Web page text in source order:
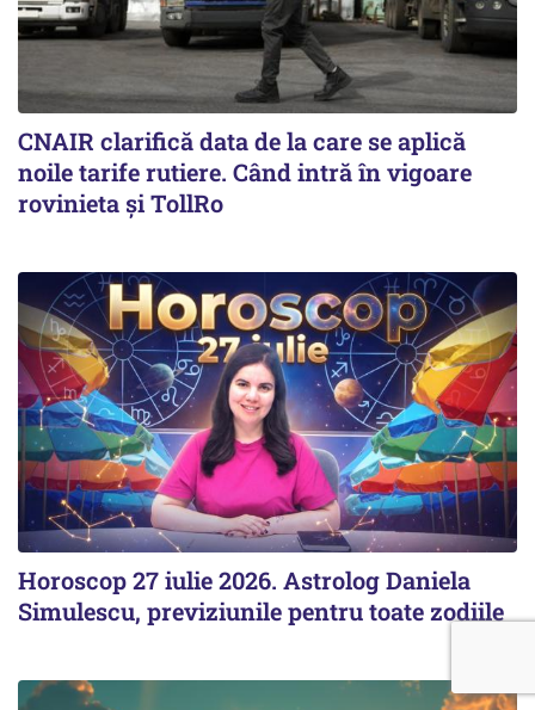
CNAIR clarifică data de la care se aplică
noile tarife rutiere. Când intră în vigoare
rovinieta și TollRo
Horoscop 27 iulie 2026. Astrolog Daniela
Simulescu, previziunile pentru toate zodiile